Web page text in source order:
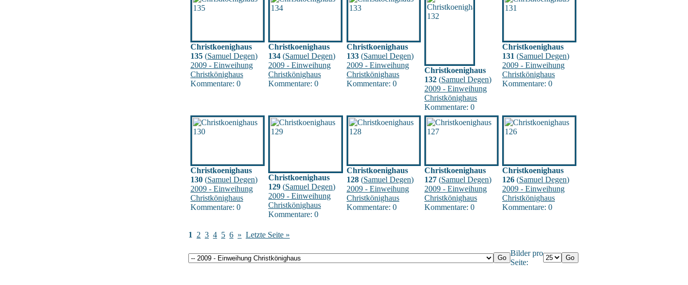
Christkoenighaus
135 (Samuel Degen)
2009 - Einweihung
Christkönighaus
Kommentare: 0
Christkoenighaus
134 (Samuel Degen)
2009 - Einweihung
Christkönighaus
Kommentare: 0
Christkoenighaus
133 (Samuel Degen)
2009 - Einweihung
Christkönighaus
Kommentare: 0
Christkoenighaus
132 (Samuel Degen)
2009 - Einweihung
Christkönighaus
Kommentare: 0
Christkoenighaus
131 (Samuel Degen)
2009 - Einweihung
Christkönighaus
Kommentare: 0
Christkoenighaus
130 (Samuel Degen)
2009 - Einweihung
Christkönighaus
Kommentare: 0
Christkoenighaus
129 (Samuel Degen)
2009 - Einweihung
Christkönighaus
Kommentare: 0
Christkoenighaus
128 (Samuel Degen)
2009 - Einweihung
Christkönighaus
Kommentare: 0
Christkoenighaus
127 (Samuel Degen)
2009 - Einweihung
Christkönighaus
Kommentare: 0
Christkoenighaus
126 (Samuel Degen)
2009 - Einweihung
Christkönighaus
Kommentare: 0
1 2 3 4 5 6 » Letzte Seite »
Bilder pro
Seite: